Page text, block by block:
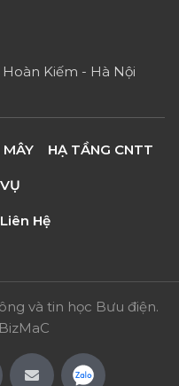
Kiếm - Hà Nội
HẠ TẦNG CNTT
Liên Hệ
và tin học Bưu điện.
BizMaC